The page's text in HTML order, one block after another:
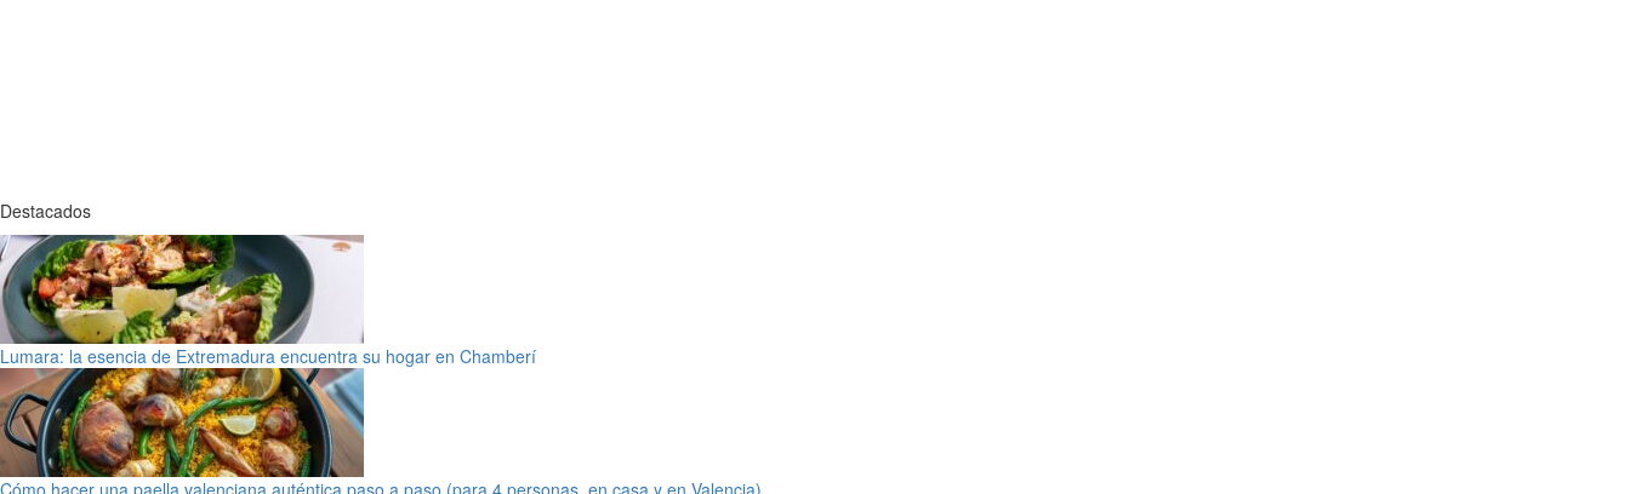
Destacados
Lumara: la esencia de Extremadura encuentra su hogar en Chamberí
Cómo hacer una paella valenciana auténtica paso a paso (para 4 personas, en casa y en Valencia)